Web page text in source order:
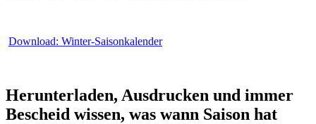
Download: Winter-Saisonkalender
Herunterladen, Ausdrucken und immer
Bescheid wissen, was wann Saison hat